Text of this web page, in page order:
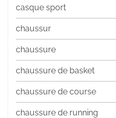
casque sport
chaussur
chaussure
chaussure de basket
chaussure de course
chaussure de running